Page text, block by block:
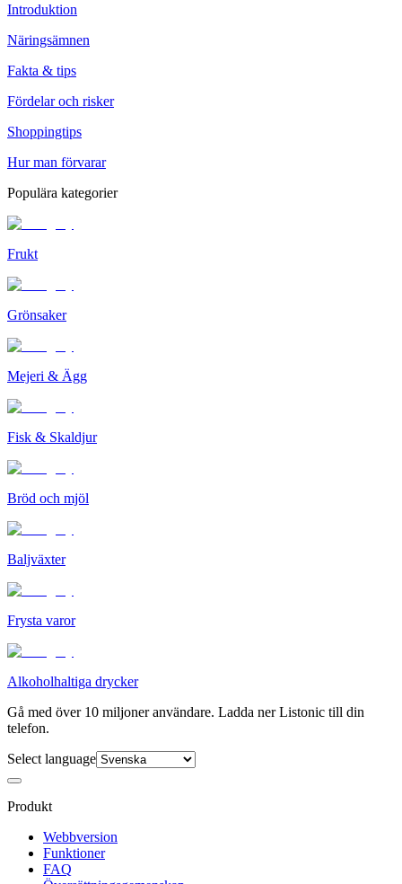
Introduktion
Näringsämnen
Fakta & tips
Fördelar och risker
Shoppingtips
Hur man förvarar
Populära kategorier
Frukt
Grönsaker
Mejeri & Ägg
Fisk & Skaldjur
Bröd och mjöl
Baljväxter
Frysta varor
Alkoholhaltiga drycker
Gå med över 10 miljoner användare. Ladda ner Listonic till din
telefon.
Select language
Produkt
Webbversion
Funktioner
FAQ